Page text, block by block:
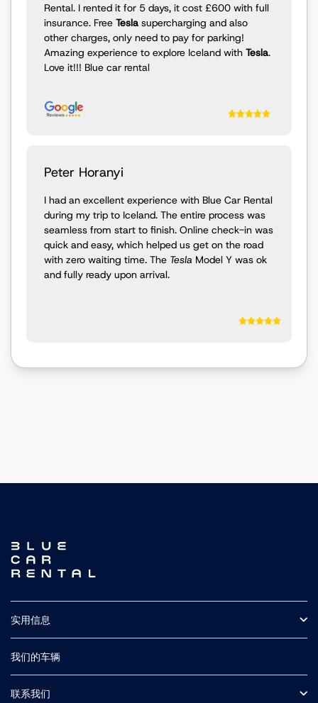
Rental. I rented it for 5 days, it cost £600 with full
insurance. Free Tesla supercharging and also
other charges, only need to pay for parking!
Amazing experience to explore Iceland with Tesla.
Love it!!! Blue car rental
Peter Horanyi
I had an excellent experience with Blue Car Rental
during my trip to Iceland. The entire process was
seamless from start to finish. Online check-in was
quick and easy, which helped us get on the road
with zero waiting time. The Tesla Model Y was ok
and fully ready upon arrival.
实用信息
保险
F路段（中央高地山路）
冰岛自驾
附加可选服务
接送
我们的车辆
中型 SUV
联系我们